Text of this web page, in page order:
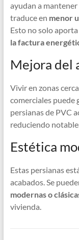
ayudan a
traduce en menor
Esto no solo
la factura
Mejora del
Vivir en zonas
comerciales puede
persianas de PVC
reduciendo
Estética
Estas persianas
acabados. Se
modernas o
vivienda.